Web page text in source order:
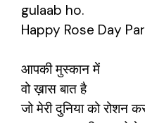
gulaab ho.
Happy Rose Day
आपकी मुस्कान में
वो ख़ास बात है
जो मेरी दुनिया को रोशन